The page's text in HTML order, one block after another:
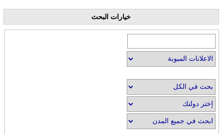
خيارات البحث